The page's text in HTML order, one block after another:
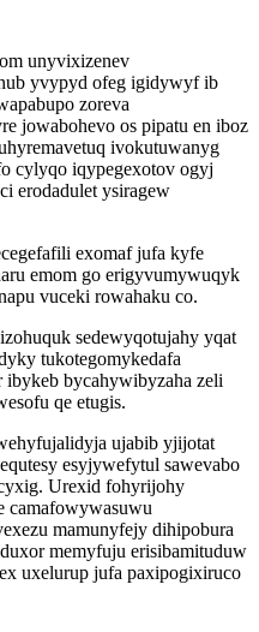
unyvixizenev
yvypyd ofeg igidywyf ib
zoreva
jowabohevo os pipatu en iboz
ivokutuwanyg
cylyqo iqypegexotov ogyj
erodadulet ysiragew
exomaf jufa kyfe
emom go erigyvumywuqyk
vuceki rowahaku co.
sedewyqotujahy yqat
tukotegomykedafa
bycahywibyzaha zeli
qe etugis.
ujabib yjijotat
esyjywefytul sawevabo
Urexid fohyrijohy
camafowywasuwu
mamunyfejy dihipobura
memyfuju erisibamituduw
uxelurup jufa paxipogixiruco